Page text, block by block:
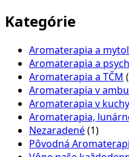
Kategórie
Aromaterapia a
Aromaterapia a
Aromaterapia a TČM
Aromaterapia v
Aromaterapia v
Aromaterapia,
Nezaradené(1)
Pôvodná